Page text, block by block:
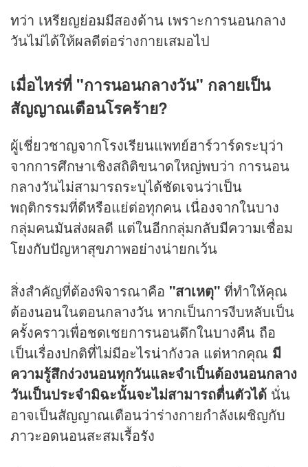
ทว่า เหรียญย่อมมีสองด้าน เพราะการนอนกลาง
วันไม่ได้ให้ผลดีต่อร่างกายเสมอไป
เมื่อไหร่ที่ "การนอนกลางวัน" กลายเป็น
สัญญาณเตือนโรคร้าย?
ผู้เชี่ยวชาญจากโรงเรียนแพทย์ฮาร์วาร์ดระบุว่า
จากการศึกษาเชิงสถิติขนาดใหญ่พบว่า การนอน
กลางวันไม่สามารถระบุได้ชัดเจนว่าเป็น
พฤติกรรมที่ดีหรือแย่ต่อทุกคน เนื่องจากในบาง
กลุ่มคนมันส่งผลดี แต่ในอีกกลุ่มกลับมีความเชื่อม
โยงกับปัญหาสุขภาพอย่างน่ายกเว้น
สิ่งสำคัญที่ต้องพิจารณาคือ "สาเหตุ" ที่ทำให้คุณ
ต้องนอนในตอนกลางวัน หากเป็นการงีบหลับเป็น
ครั้งคราวเพื่อชดเชยการนอนดึกในบางคืน ถือ
เป็นเรื่องปกติที่ไม่มีอะไรน่ากังวล แต่หากคุณ มี
ความรู้สึกง่วงนอนทุกวันและจำเป็นต้องนอนกลาง
วันเป็นประจำมิฉะนั้นจะไม่สามารถตื่นตัวได้ นั่น
อาจเป็นสัญญาณเตือนว่าร่างกายกำลังเผชิญกับ
ภาวะอดนอนสะสมเรื้อรัง